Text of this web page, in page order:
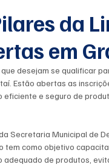
Viagem Estilo de
Feriado
da
em
desejam se qualificar
Estão abertas as
e seguro de
Secretaria Municipal de
tem como objetivo
de produtos,